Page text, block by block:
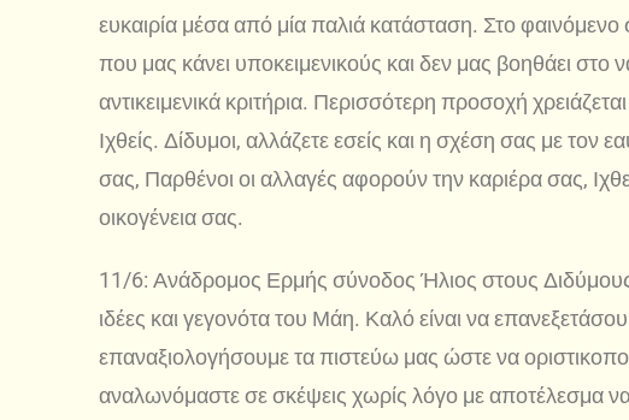
ευκαιρία μέσα από μία παλιά κατάσταση. Στο
που μας κάνει υποκειμενικούς και δεν μας βοηθάει
αντικειμενικά κριτήρια. Περισσότερη προσοχή
Ιχθείς. Δίδυμοι, αλλάζετε εσείς και η σχέση σας με τον
σας, Παρθένοι οι αλλαγές αφορούν την καριέρα σας,
οικογένεια σας.
11/6: Ανάδρομος Ερμής σύνοδος Ήλιος στους
ιδέες και γεγονότα του Μάη. Καλό είναι να
επαναξιολογήσουμε τα πιστεύω μας ώστε να
αναλωνόμαστε σε σκέψεις χωρίς λόγο με αποτέλεσμα